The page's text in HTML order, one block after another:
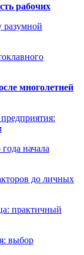
рабочих
разумной
многолетней
начала
до личных
практичный
выбор